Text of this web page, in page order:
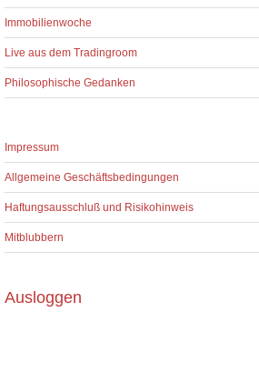
Immobilienwoche
Live aus dem Tradingroom
Philosophische Gedanken
Impressum
Allgemeine Geschäftsbedingungen
Haftungsausschluß und Risikohinweis
Mitblubbern
Ausloggen